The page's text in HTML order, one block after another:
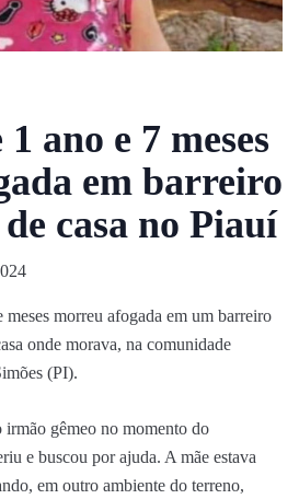
ano e 7 meses
em barreiro
casa no Piauí
meses morreu afogada em um barreiro
onde morava, na comunidade
(PI).
gêmeo no momento do
e buscou por ajuda. A mãe estava
em outro ambiente do terreno,